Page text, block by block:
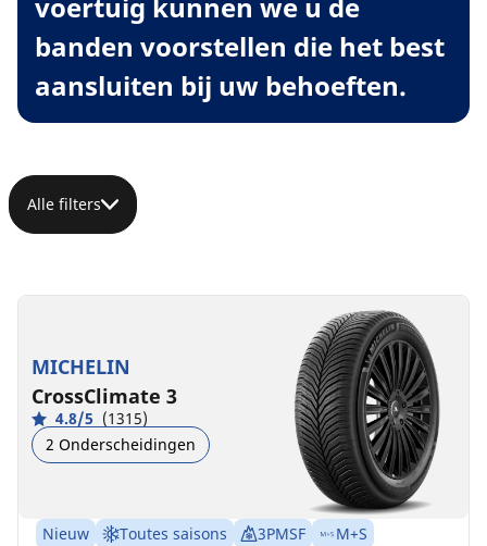
voertuig kunnen we u de
banden voorstellen die het best
aansluiten bij uw behoeften.
Alle filters
MICHELIN
CrossClimate 3
4.8/5 (1315)
2 Onderscheidingen
Nieuw Toutes saisons 3PMSF
M+S